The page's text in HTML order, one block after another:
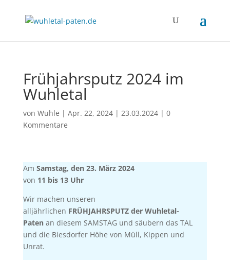
Frühjahrsputz 2024 im
Wuhletal
von Wuhle | Apr. 22, 2024| 23.03.2024| 0
Kommentare
Am Samstag, den 23. März 2024
von 11 bis 13 Uhr
Wir machen unseren
alljährlichen FRÜHJAHRSPUTZ der Wuhletal-
Patenan diesem SAMSTAG und säubern das TAL
und die Biesdorfer Höhe von Müll, Kippen und
Unrat.